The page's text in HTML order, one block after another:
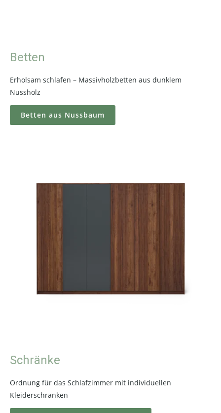
Betten
Erholsam schlafen – Massivholzbetten aus dunklem
Nussholz
Betten aus Nussbaum
Schränke
Ordnung für das Schlafzimmer mit individuellen
Kleiderschränken